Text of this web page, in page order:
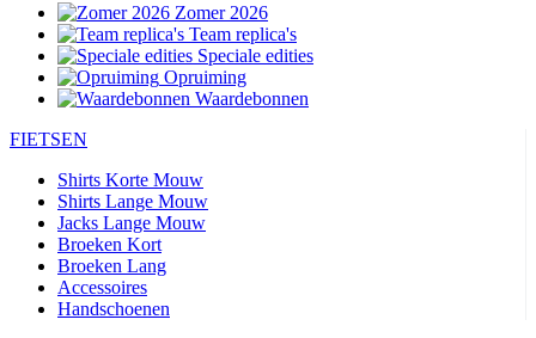
Zomer 2026
Team replica's
Speciale edities
Opruiming
Waardebonnen
FIETSEN
Shirts Korte Mouw
Shirts Lange Mouw
Jacks Lange Mouw
Broeken Kort
Broeken Lang
Accessoires
Handschoenen